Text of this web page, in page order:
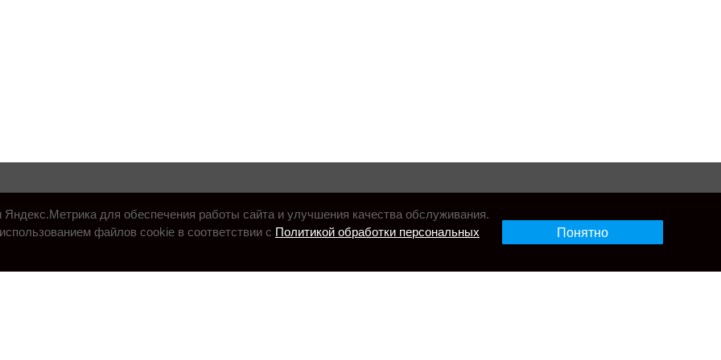
для обеспечения работы сайта и улучшения качества обслуживания.
файлов cookie в соответствии с Политикой обработки персональных
Понятно